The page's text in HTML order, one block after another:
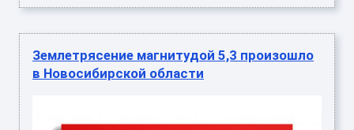
Землетрясение магнитудой 5,3 произошло
в Новосибирской области